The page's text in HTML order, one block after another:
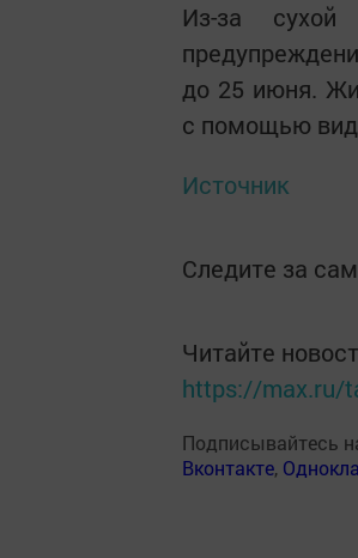
Из-за
до 25 июня.
с помощью
Источник
Следите за
Читайте
https://max.ru/
Подписывайтесь
Вконтакте,